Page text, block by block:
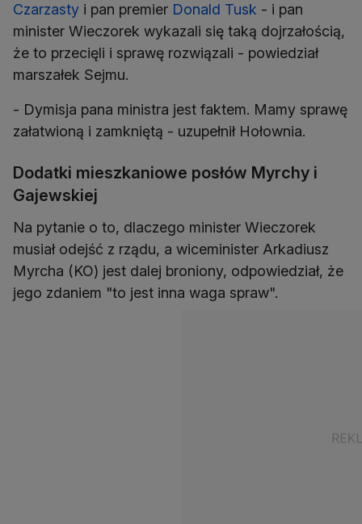
Czarzasty i pan premier Donald Tusk - i pan
minister Wieczorek wykazali się taką dojrzałością,
że to przecięli i sprawę rozwiązali - powiedział
marszałek Sejmu.
- Dymisja pana ministra jest faktem. Mamy sprawę
załatwioną i zamkniętą - uzupełnił Hołownia.
Dodatki mieszkaniowe posłów Myrchy i
Gajewskiej
Na pytanie o to, dlaczego minister Wieczorek
musiał odejść z rządu, a wiceminister Arkadiusz
Myrcha (KO) jest dalej broniony, odpowiedział, że
jego zdaniem "to jest inna waga spraw".